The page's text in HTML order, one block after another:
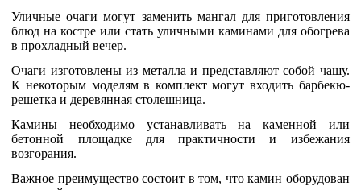
Уличные очаги могут заменить мангал для приготовления
блюд на костре или стать уличными каминами для обогрева
в прохладный вечер.
Очаги изготовлены из металла и представляют собой чашу.
К некоторым моделям в комплект могут входить барбекю-
решетка и деревянная столешница.
Камины необходимо устанавливать на каменной или
бетонной площадке для практичности и избежания
возгорания.
Важное преимущество состоит в том, что камин оборудован